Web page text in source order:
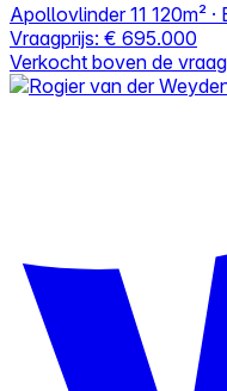
Apollovlinder 11 120m²
Vraagprijs: € 695.000
Verkocht boven de